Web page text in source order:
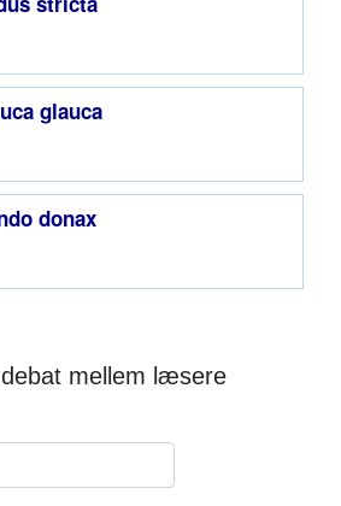
glauca
donax
mellem læsere